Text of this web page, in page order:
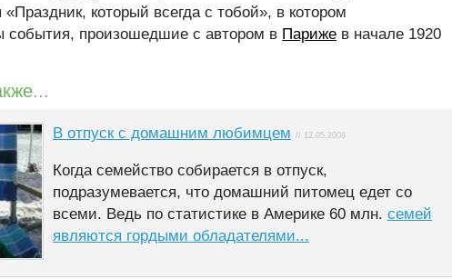
который всегда с тобой», в котором
события, произошедшие с автором в Париже в начале 1920
В отпуск с домашним любимцем // 12.05.2008
Когда семейство собирается в отпуск,
подразумевается, что домашний питомец едет со
всеми. Ведь по статистике в Америке 60 млн. семей
являются гордыми обладателями...